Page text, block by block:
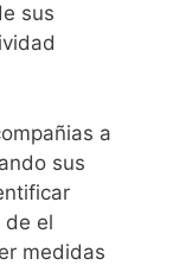
sus
a
sus
de el
medidas